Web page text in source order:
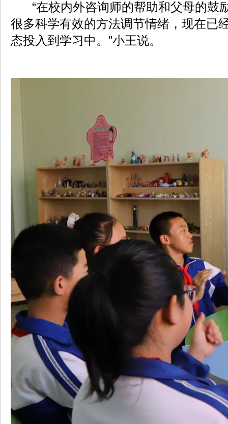
“在校内外咨询师的帮助和父母的鼓
很多科学有效的方法调节情绪，现在已
态投入到学习中。”小王说。